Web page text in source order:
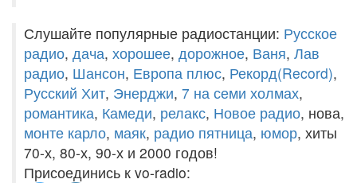
Слушайте популярные радиостанции: Русское
радио, дача, хорошее, дорожное, Ваня, Лав
радио, Шансон, Европа плюс, Рекорд(Record),
Русский Хит, Энерджи, 7 на семи холмах,
романтика, Камеди, релакс, Новое радио, нова,
монте карло, маяк, радио пятница, юмор, хиты
70-х, 80-х, 90-х и 2000 годов!
Присоединись к vo-radio: